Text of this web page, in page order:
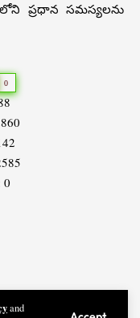
and
ప్రధాన సమస్యలను
0
0